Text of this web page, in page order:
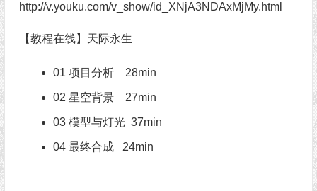
http://v.youku.com/v_show/id_XNjA3NDAxMjMy.html
【教程在线】天际永生
01 项目分析28min
02 星空背景 27min
03 模型与灯光 37min
04 最终合成 24min